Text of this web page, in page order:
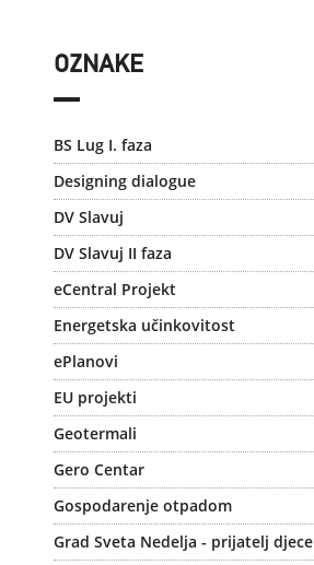
OZNAKE
BS Lug I. faza
Designing dialogue
DV Slavuj
DV Slavuj II faza
eCentral Projekt
Energetska učinkovitost
ePlanovi
EU projekti
Geotermali
Gero Centar
Gospodarenje otpadom
Grad Sveta Nedelja - prijatelj djece